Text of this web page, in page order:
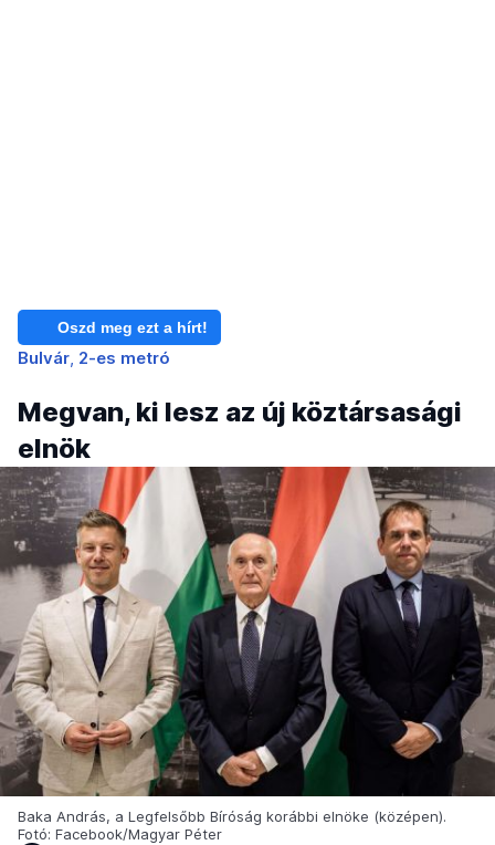
Oszd meg ezt a hírt!
Bulvár 2-es metró
Megvan, ki lesz az új köztársasági
elnök
Baka András, a Legfelsőbb Bíróság korábbi elnöke (középen).
Fotó: Facebook/Magyar Péter